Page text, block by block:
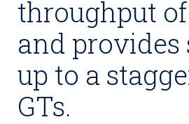
throughput of
and provides
up to a
GTs.